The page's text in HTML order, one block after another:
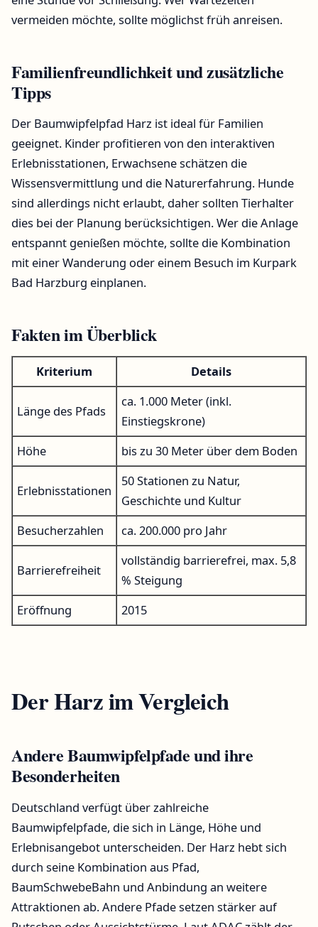
vermeiden möchte, sollte möglichst früh anreisen.
Familienfreundlichkeit und zusätzliche
Tipps
Der Baumwipfelpfad Harz ist ideal für Familien
geeignet. Kinder profitieren von den interaktiven
Erlebnisstationen, Erwachsene schätzen die
Wissensvermittlung und die Naturerfahrung. Hunde
sind allerdings nicht erlaubt, daher sollten Tierhalter
dies bei der Planung berücksichtigen. Wer die Anlage
entspannt genießen möchte, sollte die Kombination
mit einer Wanderung oder einem Besuch im Kurpark
Bad Harzburg einplanen.
Fakten im Überblick
Kriterium Details
Länge des Pfads
ca. 1.000 Meter (inkl.
Einstiegskrone)
Höhe
bis zu 30 Meter über dem Boden
Erlebnisstationen
50 Stationen zu Natur,
Geschichte und Kultur
Besucherzahlen
ca. 200.000 pro Jahr
Barrierefreiheit
vollständig barrierefrei, max. 5,8
% Steigung
Eröffnung
2015
Der Harz im Vergleich
Andere Baumwipfelpfade und ihre
Besonderheiten
Deutschland verfügt über zahlreiche
Baumwipfelpfade, die sich in Länge, Höhe und
Erlebnisangebot unterscheiden. Der Harz hebt sich
durch seine Kombination aus Pfad,
BaumSchwebeBahn und Anbindung an weitere
Attraktionen ab. Andere Pfade setzen stärker auf